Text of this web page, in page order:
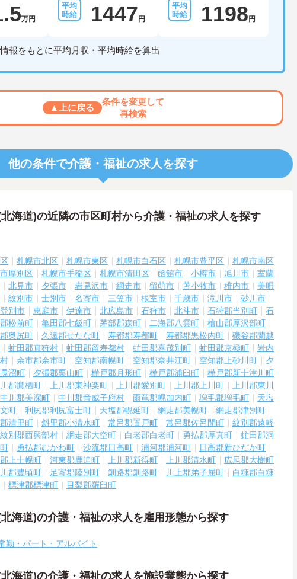
万円 1447 円 1198 円
報をもとに平均月収・平均時給を算出
▲上に戻る
条件を変更して
再検索
他の条件で介護・福祉の求人を探す
海道)の近隣の市区町村から介護・福祉の求人を探す
札幌市北区 札幌市東区 札幌市白石区 札幌市豊平区
札幌市南区
厚別区 札幌市手稲区 札幌市清田区 函館市 小樽市 旭川市
室蘭
北見市 夕張市 岩見沢市 網走市 留萌市 苫小牧市 稚内市
美唄
紋別市 士別市 名寄市 三笠市 根室市 千歳市 滝川市
砂川市
登別市 恵庭市 伊達市 北広島市 石狩市 北斗市 石狩郡当別町
石
松前町 亀田郡七飯町 茅部郡森町 二海郡八雲町
檜山郡厚沢部町
奥尻町 久遠郡せたな町 寿都郡寿都町 寿都郡黒松内町
磯谷郡蘭越
虻田郡真狩村 虻田郡留寿都村 虻田郡喜茂別町 虻田郡京極町
岩内
余市郡余市町 空知郡南幌町 空知郡奈井江町 空知郡上砂川町
夕
沼町 夕張郡栗山町 樺戸郡月形町 樺戸郡浦臼町
樺戸郡新十津川町
川郡鷹栖町 上川郡東神楽町 上川郡愛別町 上川郡上川町
上川郡東川
中川郡美深町 中川郡音威子府村 雨竜郡幌加内町 増毛郡増毛町
天塩
町 利尻郡利尻富士町 天塩郡幌延町 網走郡美幌町
網走郡津別町
清里町 斜里郡小清水町 常呂郡置戸町 常呂郡佐呂間町
紋別郡遠軽
紋別郡西興部村 網走郡大空町 白老郡白老町 勇払郡厚真町
虻田郡洞
勇払郡むかわ町 沙流郡日高町 浦河郡浦河町
日高郡新ひだか町
上士幌町 河東郡鹿追町 上川郡新得町 上川郡清水町
広尾郡大樹町
郡豊頃町 足寄郡陸別町 釧路郡釧路町 川上郡弟子屈町
白糠郡白糠
標津郡標津町 目梨郡羅臼町
海道)の介護・福祉の求人を雇用形態から探す
勤・パート・アルバイト
海道)の介護・福祉の求人を施設業態から探す